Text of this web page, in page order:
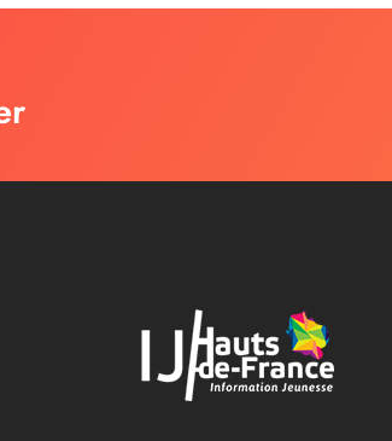
des cookies